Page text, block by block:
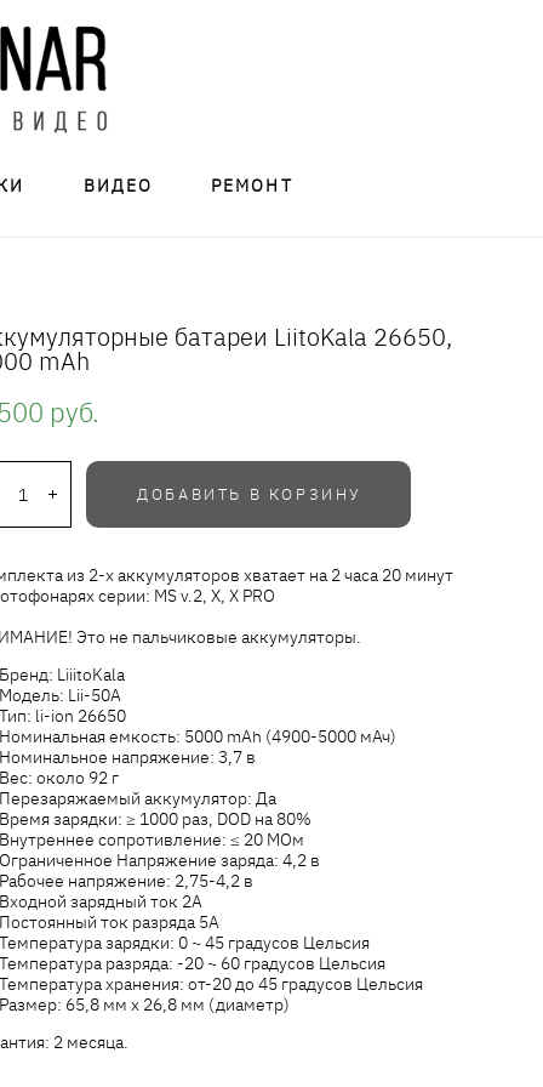
ВИДЕО
РЕМОНТ
батареи LiitoKala 26650,
mAh
pуб.
ДОБАВИТЬ В КОРЗИНУ
из 2-x аккумуляторов хватает на 2 часа 20 минут
серии: МS v.2, X, X PRO
Это не пальчиковые аккумуляторы.
Бренд: LiiitoKala
Модель: Lii-50A
Тип: li-ion 26650
Номинальная емкость: 5000 mAh (4900-5000 мАч)
Номинальное напряжение: 3,7 в
Вес: около 92 г
Перезаряжаемый аккумулятор: Да
Время зарядки: ≥ 1000 раз, DOD на 80%
Внутреннее сопротивление: ≤ 20 МОм
Ограниченное Напряжение заряда: 4,2 в
Рабочее напряжение: 2,75-4,2 в
Входной зарядный ток 2А
Постоянный ток разряда 5А
Температура зарядки: 0 ~ 45 градусов Цельсия
Температура разряда: -20 ~ 60 градусов Цельсия
Температура хранения: от-20 до 45 градусов Цельсия
Размер: 65,8 мм x 26,8 мм (диаметр)
2 месяца.